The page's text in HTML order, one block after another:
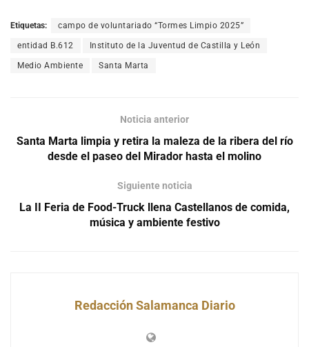
Etiquetas: campo de voluntariado “Tormes Limpio 2025”
entidad B.612 Instituto de la Juventud de Castilla y León
Medio Ambiente Santa Marta
Noticia anterior
Santa Marta limpia y retira la maleza de la ribera del río
desde el paseo del Mirador hasta el molino
Siguiente noticia
La II Feria de Food-Truck llena Castellanos de comida,
música y ambiente festivo
Redacción Salamanca Diario